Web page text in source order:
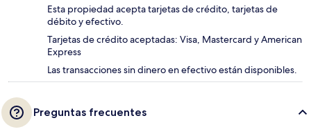
Esta propiedad acepta tarjetas de crédito, tarjetas de
débito y efectivo.
Tarjetas de crédito aceptadas: Visa, Mastercard y American
Express
Las transacciones sin dinero en efectivo están disponibles.
Preguntas frecuentes